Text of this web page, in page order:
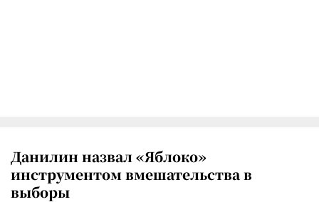
Данилин назвал «Яблоко»
инструментом вмешательства в
выборы